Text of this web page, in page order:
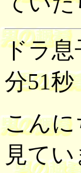
ドラ
分51秒
こんに
見て